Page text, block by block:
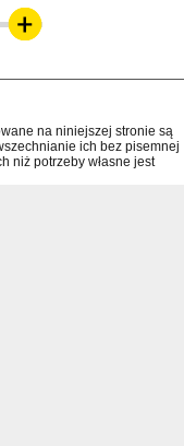
na niniejszej stronie są
ich bez pisemnej
niż potrzeby własne jest